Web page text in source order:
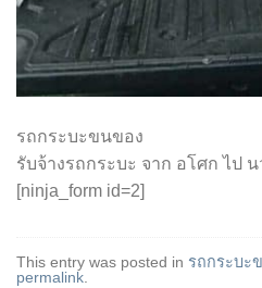
รถกระบะขนของ
รับจ้างรถกระบะ จาก อโศก ไป
[ninja_form id=2]
This entry was posted in รถกระบะ
permalink